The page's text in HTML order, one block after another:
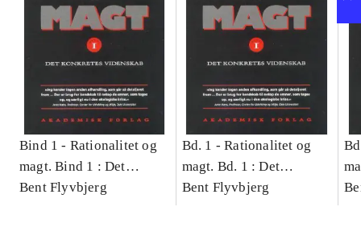
Bind 1 - Rationalitet og
magt. Bind 1 : Det
konkretes videnskab
Bent Flyvbjerg
Bd. 1 -Rationalitet og
magt. Bd. 1 : Det
konkretes videnskab
Bent Flyvbjerg